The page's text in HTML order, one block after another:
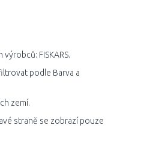
FISKARS.
podle Barva a
zemí.
straně se zobrazí pouze